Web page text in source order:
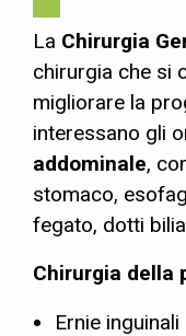
La Chirurgia
chirurgia che si
migliorare la
interessano gli
addominale,
stomaco,
fegato, dotti
Chirurgia della
Ernie